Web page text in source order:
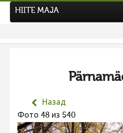
Hiite kuvavõistlus 2026
Фотоконкурс 2025
Не учитываются 2025
HIITE MAJA
Назад
Фото 48 из 540